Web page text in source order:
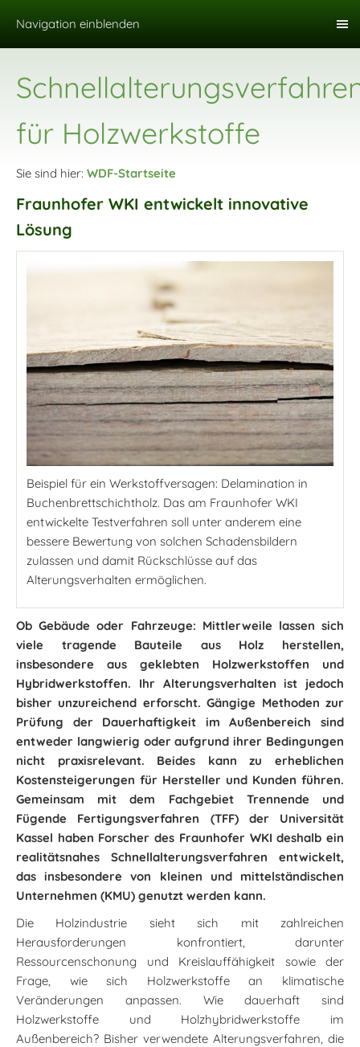
Navigation einblenden
für Holzwerkstoffe
Sie sind hier: WDF-Startseite
Fraunhofer WKI entwickelt innovative
Lösung
Beispiel für ein Werkstoffversagen: Delamination in
Buchenbrettschichtholz. Das am Fraunhofer WKI
entwickelte Testverfahren soll unter anderem eine
bessere Bewertung von solchen Schadensbildern
zulassen und damit Rückschlüsse auf das
Alterungsverhalten ermöglichen.
Ob Gebäude oder Fahrzeuge: Mittlerweile lassen sich
viele tragende Bauteile aus Holz herstellen,
insbesondere aus geklebten Holzwerkstoffen und
Hybridwerkstoffen. Ihr Alterungsverhalten ist jedoch
bisher unzureichend erforscht. Gängige Methoden zur
Prüfung der Dauerhaftigkeit im Außenbereich sind
entweder langwierig oder aufgrund ihrer Bedingungen
nicht praxisrelevant. Beides kann zu erheblichen
Kostensteigerungen für Hersteller und Kunden führen.
Gemeinsam mit dem Fachgebiet Trennende und
Fügende Fertigungsverfahren (TFF) der Universität
Kassel haben Forscher des Fraunhofer WKI deshalb ein
realitätsnahes Schnellalterungsverfahren entwickelt,
das insbesondere von kleinen und mittelständischen
Unternehmen (KMU) genutzt werden kann.
Die Holzindustrie sieht sich mit zahlreichen
Herausforderungen konfrontiert, darunter
Ressourcenschonung und Kreislauffähigkeit sowie der
Frage, wie sich Holzwerkstoffe an klimatische
Veränderungen anpassen. Wie dauerhaft sind
Holzwerkstoffe und Holzhybridwerkstoffe im
Außenbereich? Bisher verwendete Alterungsverfahren, die